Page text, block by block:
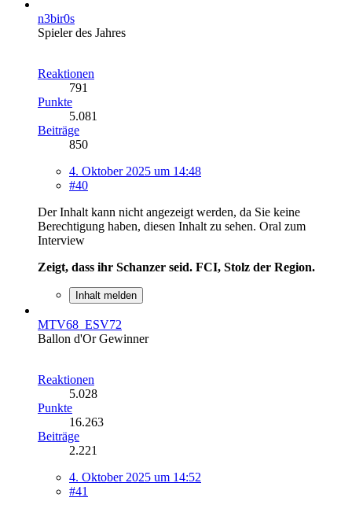
n3bir0s
Spieler des Jahres
Reaktionen
791
Punkte
5.081
Beiträge
850
4. Oktober 2025 um 14:48
#40
Der Inhalt kann nicht angezeigt werden, da Sie keine
Berechtigung haben, diesen Inhalt zu sehen. Oral zum
Interview
Zeigt, dass ihr Schanzer seid. FCI, Stolz der Region.
Inhalt melden
MTV68_ESV72
Ballon d'Or Gewinner
Reaktionen
5.028
Punkte
16.263
Beiträge
2.221
4. Oktober 2025 um 14:52
#41